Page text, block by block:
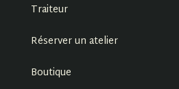
Traiteur
Réserver un atelier
Boutique